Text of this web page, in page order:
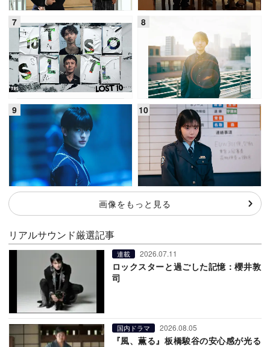
画像をもっと見る
リアルサウンド厳選記事
連載 2026.07.11
ロックスターと過ごした記憶：櫻井敦
司
国内ドラマ 2026.08.05
『風、薫る』板橋駿谷の安心感が光る